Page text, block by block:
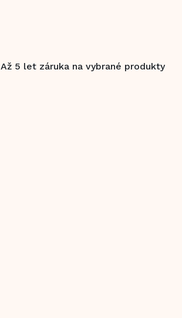
Až 5 let záruka na vybrané produkty